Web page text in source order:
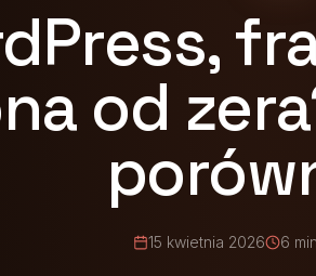
od
15 kwietnia 2026 6 min